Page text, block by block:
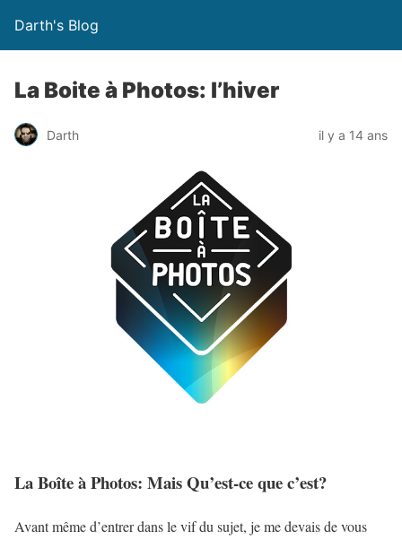
Darth's Blog
La Boite à Photos: l’hiver
Darth il y a 14 ans
La Boîte à Photos: Mais Qu’est-ce que c’est?
Avant même d’entrer dans le vif du sujet, je me devais de vous